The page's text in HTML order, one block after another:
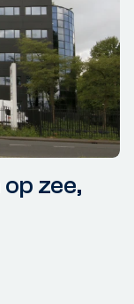
zee,